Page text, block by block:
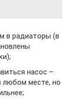
в радиаторы (в
насос –
любом месте, но